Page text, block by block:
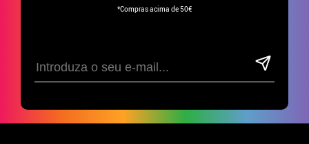
*Compras acima de 50€